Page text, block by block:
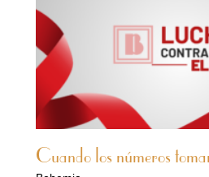
Cuando los números